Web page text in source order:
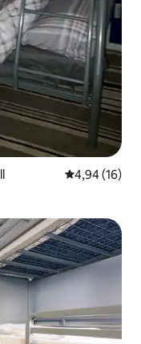
4,94 de uma
4,94 (16)